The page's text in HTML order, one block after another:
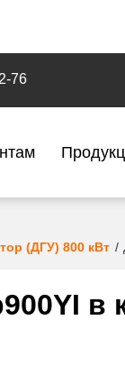
76
(ДГУ) 800 кВт
в